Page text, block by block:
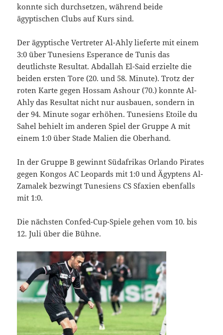
konnte sich durchsetzen, während beide
ägyptischen Clubs auf Kurs sind.
Der ägyptische Vertreter Al-Ahly lieferte mit einem
3:0 über Tunesiens Esperance de Tunis das
deutlichste Resultat. Abdallah El-Said erzielte die
beiden ersten Tore (20. und 58. Minute). Trotz der
roten Karte gegen Hossam Ashour (70.) konnte Al-
Ahly das Resultat nicht nur ausbauen, sondern in
der 94. Minute sogar erhöhen. Tunesiens Etoile du
Sahel behielt im anderen Spiel der Gruppe A mit
einem 1:0 über Stade Malien die Oberhand.
In der Gruppe B gewinnt Südafrikas Orlando Pirates
gegen Kongos AC Leopards mit 1:0 und Ägyptens Al-
Zamalek bezwingt Tunesiens CS Sfaxien ebenfalls
mit 1:0.
Die nächsten Confed-Cup-Spiele gehen vom 10. bis
12. Juli über die Bühne.